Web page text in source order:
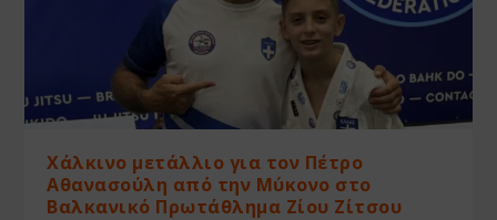
Χάλκινο μετάλλιο για τον Πέτρο
Αθανασούλη από την Μύκονο στο
Βαλκανικό Πρωτάθλημα Ζίου Ζίτσου